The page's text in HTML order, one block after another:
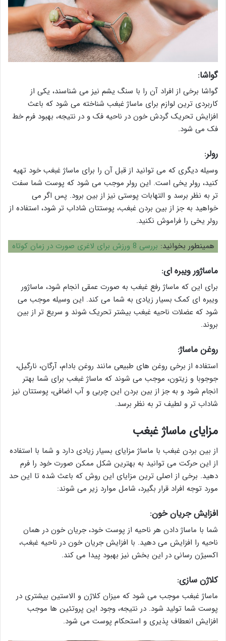
گواشا:
گواشا برخی از افراد آن را با سنگ یشم نیز می شناسند، یکی از
کاربردی ترین لوازم برای ماساژ غبغب شناخته می شود که باعث
افزایش تحریک گردش خون در ناحیه فک و در نتیجه، بهبود فرم خط
فک می شود.
رولر:
وسیله دیگری که می توانید از قبل آن را برای ماساژ غبغب خود تهیه
کنید، رولر یخی است. این رولر موجب می شود که پوست شما سفت
تر به نظر برسد و التهابات پوستی نیز از بین برود. پس اگر می
خواهید به جز از بین بردن غبغب، پوستتان شاداب تر شود، استفاده از
رولر یخی را فراموش نکنید.
همینطور بخوانید: بررسی 8 ورزش برای لاغری صورت در زمان کوتاه
ماساژور ویبره ای:
برای این که ماساژ رفع غبغب به صورت عمقی انجام شود، ماساژور
ویبره ای کمک بسیار زیادی به شما می کند. این وسیله موجب می
شود که عضلات ناحیه غبغب بیشتر تحریک شوند و سریع تر از بین
بروند.
روغن ماساژ:
استفاده از برخی روغن های طبیعی مانند روغن بادام، آرگان، نارگیل،
جوجوبا و زیتون، موجب می شوند که ماساژ غبغب برای شما بهتر
انجام شود و به جز از بین بردن این چربی و آب اضافی، پوستتان نیز
شاداب تر و لطیف تر به نظر برسد.
مزایای ماساژ غبغب
از بین بردن غبغب با ماساژ مزایای بسیار زیادی دارد و شما با استفاده
از این حرکت می توانید به بهترین شکل ممکن صورت خود را فرم
دهید. برخی از اصلی ترین مزایای این روش که باعث شده تا این حد
مورد توجه افراد قرار بگیرد، شامل موارد زیر می شوند:
افزایش جریان خون:
شما با ماساژ دادن هر ناحیه از پوست خود، جریان خون در همان
ناحیه را افزایش می دهید. با افزایش جریان خون در ناحیه غبغب،
اکسیژن رسانی در این بخش نیز بهبود پیدا می کند.
کلاژن سازی:
ماساژ غبغب موجب می شود که میزان کلاژن و الاستین بیشتری در
پوست شما تولید شود. در نتیجه، وجود این پروتئین ها موجب
افزایش انعطاف پذیری و استحکام پوست می شود.